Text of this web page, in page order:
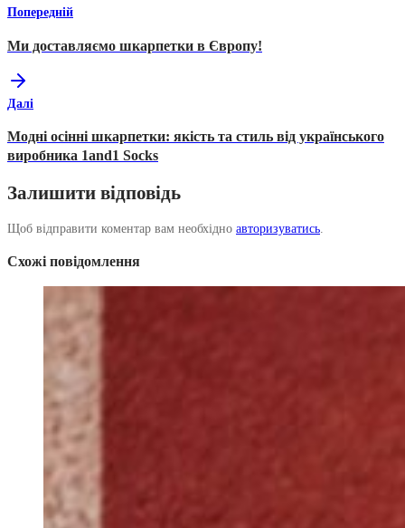
Попередній
Ми доставляємо шкарпетки в Європу!
Далі
Модні осінні шкарпетки: якість та стиль від українського
виробника 1and1 Socks
Залишити відповідь
Щоб відправити коментар вам необхідно авторизуватись.
Схожі повідомлення